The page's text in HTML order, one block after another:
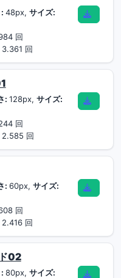
48px, サイズ:
回
3.361 回
: 128px, サイズ:
回
2.585 回
: 60px, サイズ:
回
2.416 回
02
80px, サイズ: